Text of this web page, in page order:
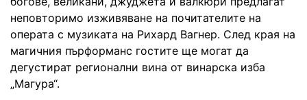
неповторимо изживяване на почитателите на
операта с музиката на Рихард Вагнер. След края на
магичния пърформанс гостите ще могат да
дегустират регионални вина от винарска изба
„Магура“.